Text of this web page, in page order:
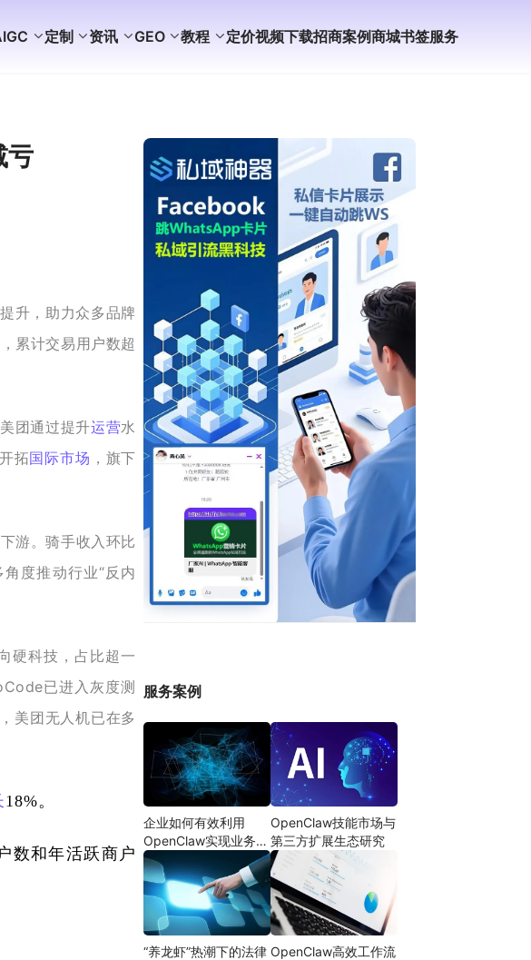
定制 资讯 GEO 教程 定价视频下载招商案例商城书签服务
亏
升，助力众多品牌
累计交易用户数超
团通过提升运营水
拓国际市场 ，旗下
游。骑手收入环比
度推动行业“反内
硬科技，占比超一
已进入灰度测
美团无人机已在多
18%。
数和年活跃商户
服务案例
企业如何有效利用
OpenClaw实现业务自
动化
OpenClaw技能市场与
第三方扩展生态研究
“养龙虾”热潮下的法律 OpenClaw高效工作流